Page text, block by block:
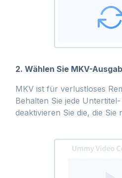
2. Wählen Sie MKV-
MKV ist für verlustloses
Behalten Sie jede
deaktivieren Sie die, die Sie